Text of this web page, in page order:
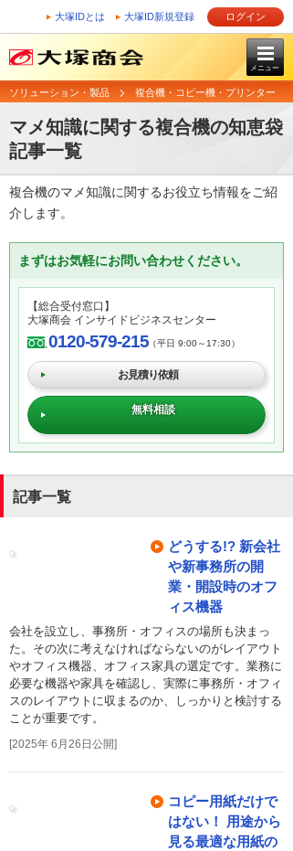
大塚IDとは 大塚ID新規登録 ログイン
メニュー
ソリューション・製品 複合機・コピー機・プリンター
マメ知識に関する複合機の知恵袋
記事一覧
複合機のマメ知識に関するお役立ち情報をご紹
介します。
まずはお気軽にお問い合わせください。
【総合受付窓口】
大塚商会 インサイドビジネスセンター
0120-579-215（平日 9:00～17:30）
お見積り依頼
無料相談
記事一覧
どうする!? 新会社
や新事務所の開
業・開設時のオフ
ィス機器
会社を設立し、事務所・オフィスの場所も決まっ
た。その次に考えなければならないのがレイアウト
やオフィス機器、オフィス家具の選定です。業務に
必要な機器や家具を確認し、実際に事務所・オフィ
スのレイアウトに収まるのか、しっかりと検討する
ことが重要です。
[2025年 6月26日公開]
コピー用紙だけで
はない！ 用途から
見る最適な用紙の